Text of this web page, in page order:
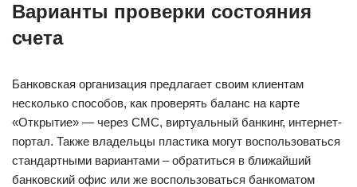
Варианты проверки состояния
счета
Банковская организация предлагает своим клиентам
несколько способов, как проверять баланс на карте
«Открытие» — через СМС, виртуальный банкинг, интернет-
портал. Также владельцы пластика могут воспользоваться
стандартными вариантами – обратиться в ближайший
банковский офис или же воспользоваться банкоматом